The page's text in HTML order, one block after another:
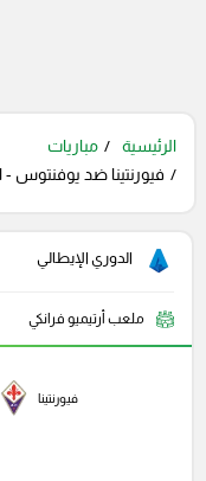
الرئيسية
مباريات
فيورنتينا ضد يوفنتوس -
الدوري الإيطالي
ملعب أرتيميو فرانكي
فيورنتينا